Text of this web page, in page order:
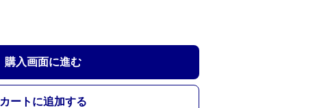
購入画面に進む
カートに追加する